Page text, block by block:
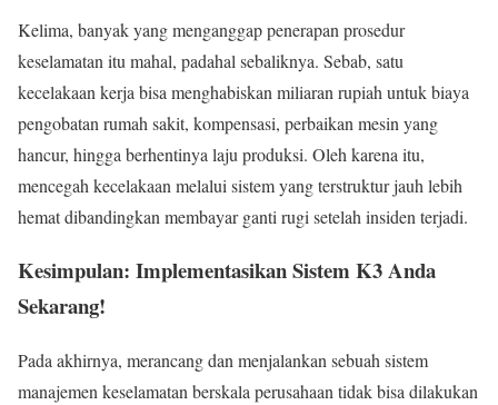
Kelima, banyak yang menganggap penerapan prosedur
keselamatan itu mahal, padahal sebaliknya. Sebab, satu
kecelakaan kerja bisa menghabiskan miliaran rupiah untuk biaya
pengobatan rumah sakit, kompensasi, perbaikan mesin yang
hancur, hingga berhentinya laju produksi. Oleh karena itu,
mencegah kecelakaan melalui sistem yang terstruktur jauh lebih
hemat dibandingkan membayar ganti rugi setelah insiden terjadi.
Kesimpulan: Implementasikan Sistem K3 Anda
Sekarang!
Pada akhirnya, merancang dan menjalankan sebuah sistem
manajemen keselamatan berskala perusahaan tidak bisa dilakukan